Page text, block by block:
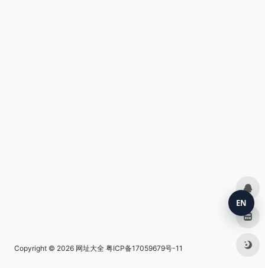
Copyright © 2026 网址大全 粤ICP备17059679号-11
EN